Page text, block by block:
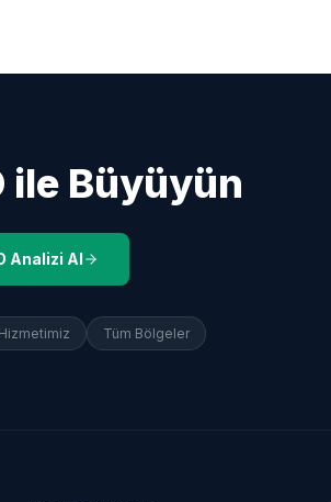
ile Büyüyün
Analizi Al
Tüm Bölgeler